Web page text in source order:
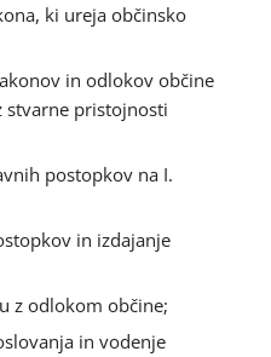
ki ureja občinsko
in odlokov občine
stvarne pristojnosti
postopkov na I.
in izdajanje
z odlokom občine;
in vodenje